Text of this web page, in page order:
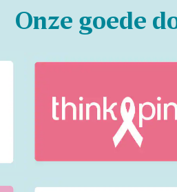
Onze goede